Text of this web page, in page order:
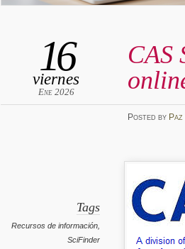
CAS
16
viernes
Ene 2026
Posted by Paz
Tags
Recursos de información
SciFinder